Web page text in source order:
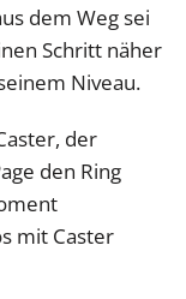
dem Weg sei
Schritt näher
Niveau.
der
den Ring
mit Caster